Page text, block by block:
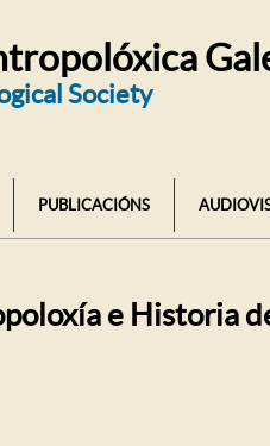
Society
PUBLICACIÓNS
e Historia